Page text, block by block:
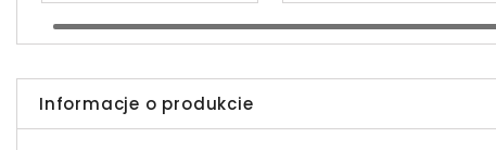
Informacje o produkcie